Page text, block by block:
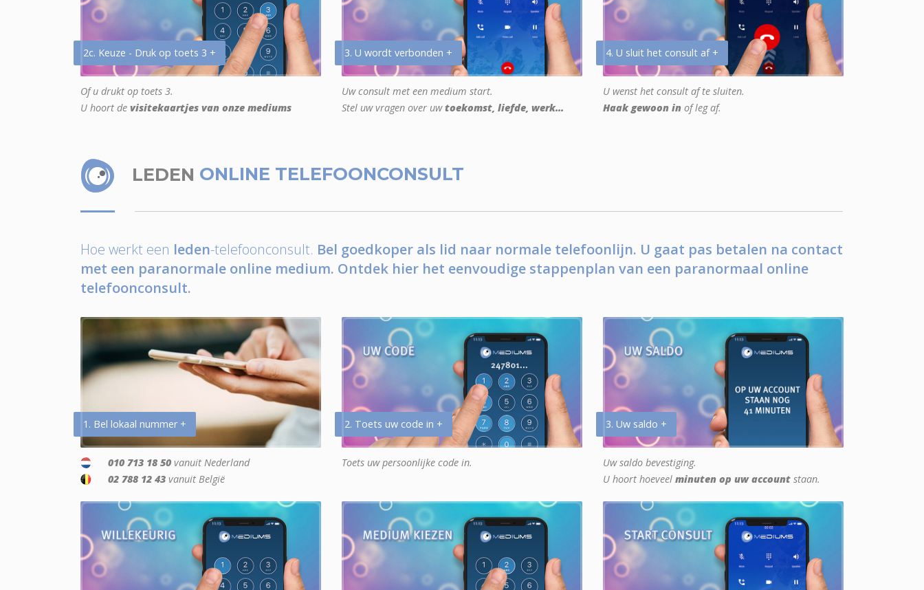
2c. Keuze - Druk op toets 3 +
Of u drukt op toets 3.
U hoort de visitekaartjes van onze mediums
3. U wordt verbonden +
Uw consult met een medium start.
Stel uw vragen over uwtoekomst, liefde, werk...
4. U sluit het consult af +
U wenst het consult af te sluiten.
Haak gewoon in of leg af.
LEDEN ONLINE TELEFOONCONSULT
Hoe werkt een leden-telefoonconsult. Bel goedkoper als lid naar normale telefoonlijn. U gaat pas betalen na contact
met een paranormale online medium. Ontdek hier het eenvoudige stappenplan van een paranormaal online
telefoonconsult.
1. Bel lokaal nummer +
010 713 18 50 vanuit Nederland
02 788 12 43 vanuit België
2. Toets uw code in +
Toets uw persoonlijke code in.
3. Uw saldo +
Uw saldo bevestiging.
U hoort hoeveel minuten op uw account staan.